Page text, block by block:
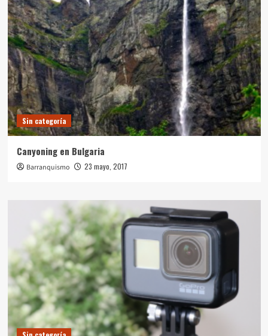
Sin categoría
Canyoning en Bulgaria
Barranquismo 23 mayo, 2017